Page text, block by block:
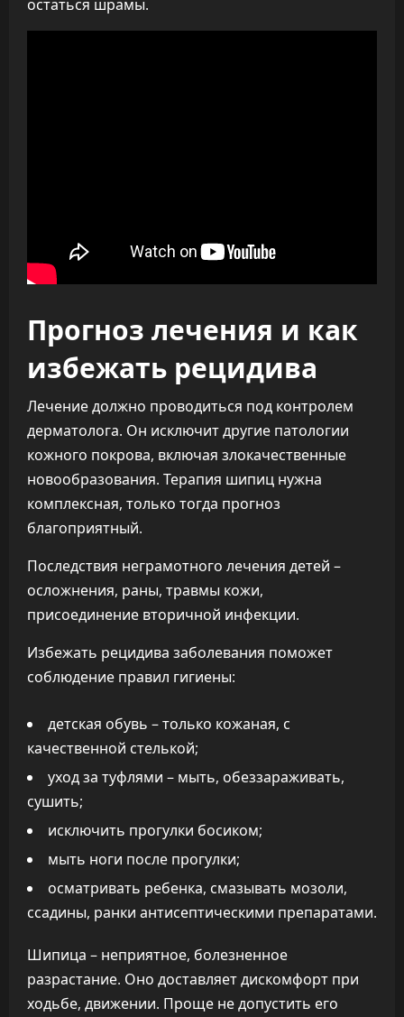
остаться шрамы.
Прогноз лечения и как
избежать рецидива
Лечение должно проводиться под контролем
дерматолога. Он исключит другие патологии
кожного покрова, включая злокачественные
новообразования. Терапия шипиц нужна
комплексная, только тогда прогноз
благоприятный.
Последствия неграмотного лечения детей –
осложнения, раны, травмы кожи,
присоединение вторичной инфекции.
Избежать рецидива заболевания поможет
соблюдение правил гигиены:
детская обувь – только кожаная, с
качественной стелькой;
уход за туфлями – мыть, обеззараживать,
сушить;
исключить прогулки босиком;
мыть ноги после прогулки;
осматривать ребенка, смазывать мозоли,
ссадины, ранки антисептическими препаратами.
Шипица – неприятное, болезненное
разрастание. Оно доставляет дискомфорт при
ходьбе, движении. Проще не допустить его